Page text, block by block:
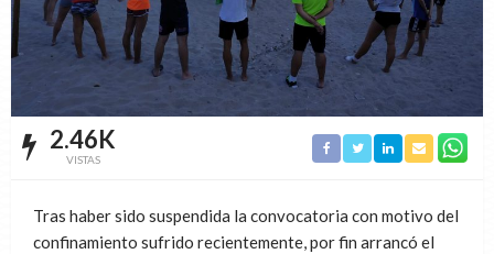
2.46K
VISTAS
Tras haber sido suspendida la convocatoria con motivo del
confinamiento sufrido recientemente, por fin arrancó el